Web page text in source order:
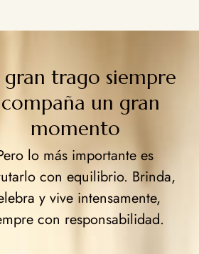
gran trago siempre
un gran
momento
lo más importante es
con equilibrio. Brinda,
y vive intensamente,
con responsabilidad.